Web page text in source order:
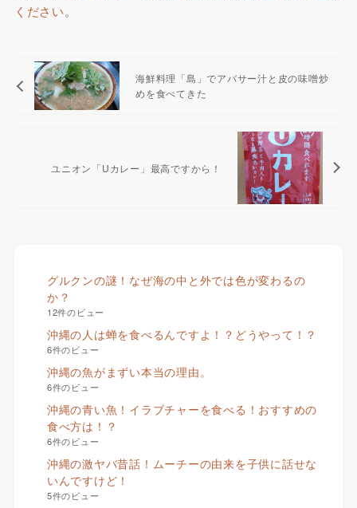
ください。
海鮮料理「島」でアバサー汁と皮の味噌炒
めを食べてきた
ユニオン「Uカレー」最高ですから！
グルクンの謎！なぜ海の中と外では色が変わるの
か？
12件のビュー
沖縄の人は蝉を食べるんですよ！？どうやって！？
6件のビュー
沖縄の魚がまずい本当の理由。
6件のビュー
沖縄の青い魚！イラブチャーを食べる！おすすめの
食べ方は！？
6件のビュー
沖縄の激ヤバ昔話！ムーチーの由来を子供に話せな
いんですけど！
5件のビュー